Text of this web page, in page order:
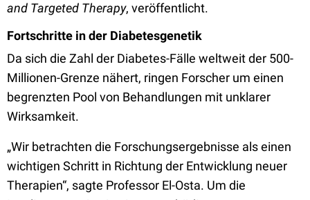
and Targeted Therapy, veröffentlicht.
Fortschritte in der Diabetesgenetik
Da sich die Zahl der Diabetes-Fälle weltweit der 500-
Millionen-Grenze nähert, ringen Forscher um einen
begrenzten Pool von Behandlungen mit unklarer
Wirksamkeit.
„Wir betrachten die Forschungsergebnisse als einen
wichtigen Schritt in Richtung der Entwicklung neuer
Therapien“, sagte Professor El-Osta. Um die